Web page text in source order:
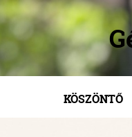
KÖSZÖNTŐ